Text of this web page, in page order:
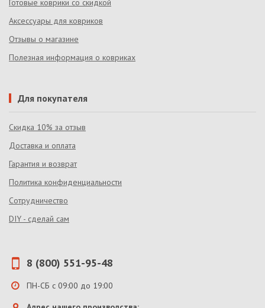
Готовые коврики со скидкой
Аксессуары для ковриков
Отзывы о магазине
Полезная информация о ковриках
Для покупателя
Скидка 10% за отзыв
Доставка и оплата
Гарантия и возврат
Политика конфиденциальности
Сотрудничество
DIY - сделай сам
8 (800) 551-95-48
ПН-СБ с 09:00 до 19:00